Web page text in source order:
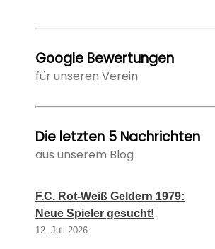
Google Bewertungen
für unseren Verein
Die letzten 5 Nachrichten
aus unserem Blog
F.C. Rot-Weiß Geldern 1979:
Neue Spieler gesucht!
12. Juli 2026